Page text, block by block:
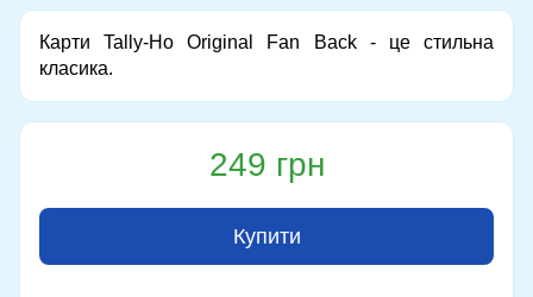
Карти Tally-Ho Original Fan Back - це стильна
класика.
249 грн
Купити